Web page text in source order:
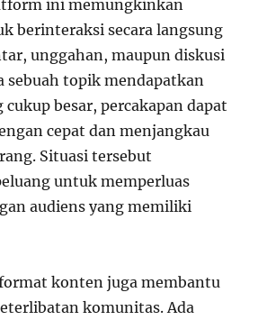
ini memungkinkan
berinteraksi secara langsung
unggahan, maupun diskusi
sebuah topik mendapatkan
besar, percakapan dapat
cepat dan menjangkau
Situasi tersebut
untuk memperluas
audiens yang memiliki
konten juga membantu
komunitas. Ada